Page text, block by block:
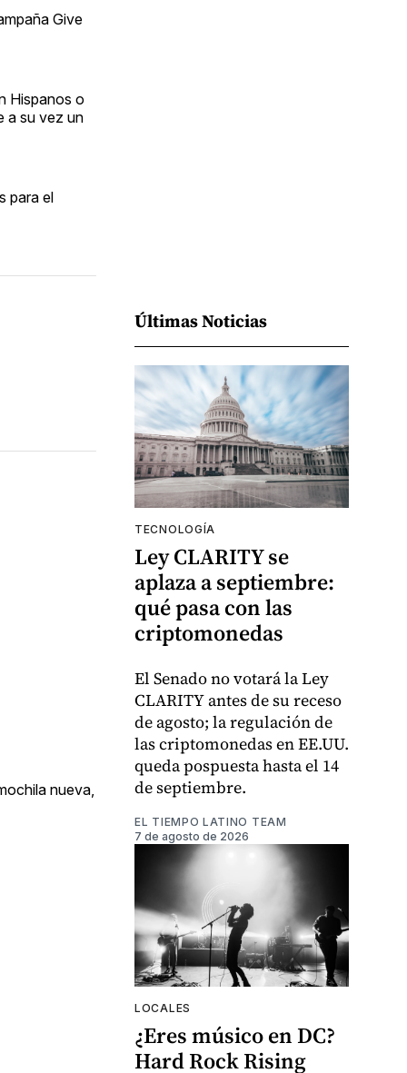
Give
Hispanos o
a su vez un
para el
nueva,
Últimas Noticias
TECNOLOGÍA
Ley CLARITY se
aplaza a septiembre:
qué pasa con las
criptomonedas
El Senado no votará la Ley
CLARITY antes de su receso
de agosto; la regulación de
las criptomonedas en EE.UU.
queda pospuesta hasta el 14
de septiembre.
EL TIEMPO LATINO TEAM
7 de agosto de 2026
LOCALES
¿Eres músico en DC?
Hard Rock Rising